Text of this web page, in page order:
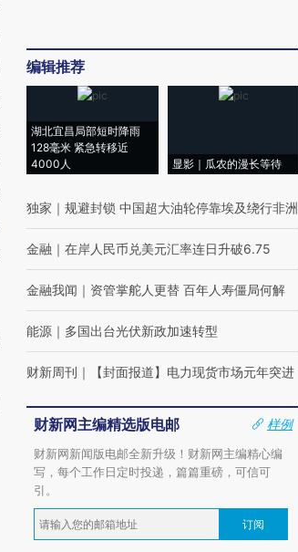
编辑推荐
湖北宜昌局部短时降雨
128毫米 紧急转移近
4000人
显影｜瓜农的漫长等待
独家 ｜ 规避封锁 中国超大油轮停靠埃及绕行非洲
金融 ｜ 在岸人民币兑美元汇率连日升破6.75
金融我闻 ｜ 资管掌舵人更替 百年人寿僵局何解
能源 ｜ 多国出台光伏新政加速转型
财新周刊 ｜ 【封面报道】电力现货市场元年突进
财新网主编精选版电邮
样例
财新网新闻版电邮全新升级！财新网主编精心编
写，每个工作日定时投递，篇篇重磅，可信可
引。
订阅